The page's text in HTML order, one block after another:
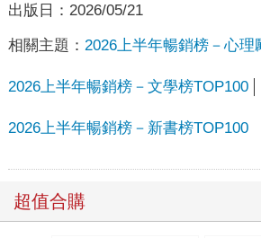
出版日： 2026/05/21
相關主題： 2026上半年暢銷榜－心理
2026上半年暢銷榜－文學榜TOP100
2026上半年暢銷榜－新書榜TOP100
超值合購